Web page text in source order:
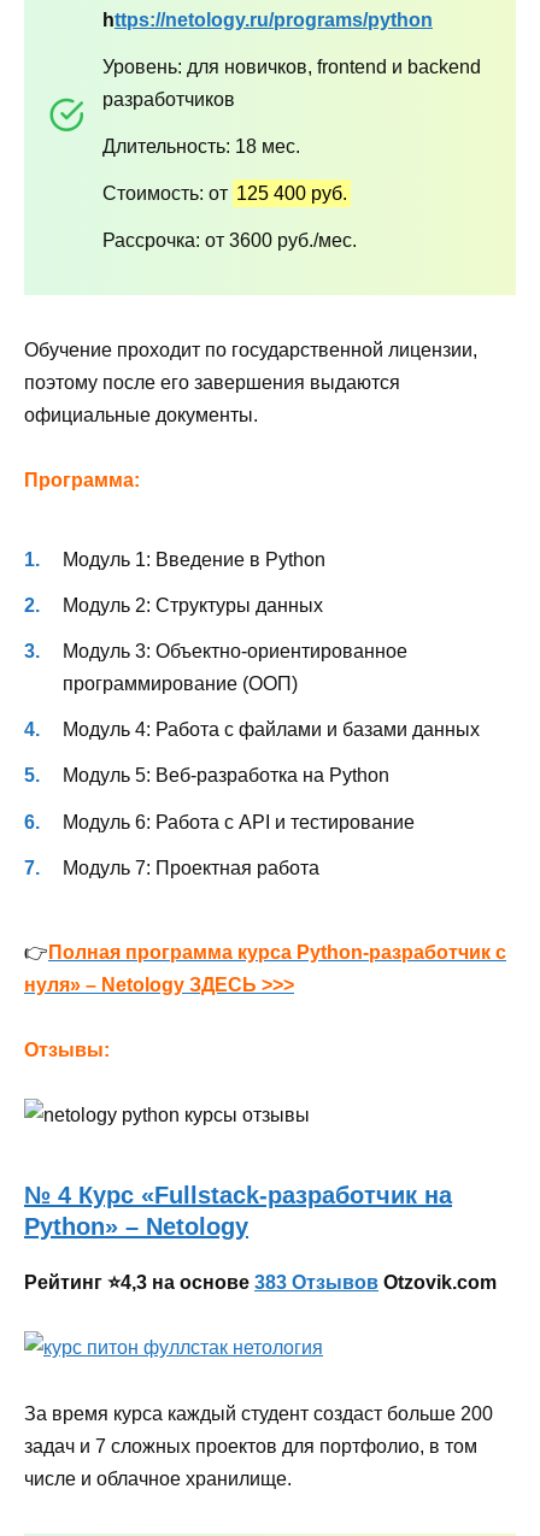
https://netology.ru/programs/python
Уровень: для новичков, frontend и backend
разработчиков
Длительность: 18 мес.
Стоимость: от 125 400 руб.
Рассрочка: от 3600 руб./мес.
Обучение проходит по государственной лицензии,
поэтому после его завершения выдаются
официальные документы.
Программа:
Модуль 1: Введение в Python
Модуль 2: Структуры данных
Модуль 3: Объектно-ориентированное
программирование (ООП)
Модуль 4: Работа с файлами и базами данных
Модуль 5: Веб-разработка на Python
Модуль 6: Работа с API и тестирование
Модуль 7: Проектная работа
👉 Полная программа курса Python-разработчик с
нуля» – Netology ЗДЕСЬ >>>
Отзывы:
№ 4 Курс «Fullstack-разработчик на
Python» – Netology
Рейтинг ⭐4,3 на основе 383 Отзывов Otzovik.com
За время курса каждый студент создаст больше 200
задач и 7 сложных проектов для портфолио, в том
числе и облачное хранилище.